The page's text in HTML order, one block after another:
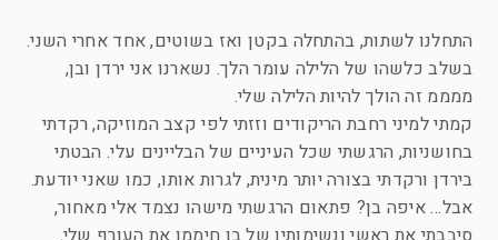
התחלנו לשתות, בהתחלה בקטן ואז בשוטים, אחד אחרי השני.
בשלב כלשהו של הלילה עומר הלך. נשארנו אני ירדן ובן,
ממממ זה הולך להיות הלילה שלי.
קמתי למיני רחבת הריקודים וזזתי לפי קצב המוזיקה, רקדתי
בחושניות, הרגשתי שכל העיניים של הבליינים עלי. הבטתי
בירדן ורקדתי בצורה יותר מינית, לגרות אותו, כמו שאני יודעת.
אבל… איפה בן? פתאום הרגשתי מישהו נצמד אלי מאחור,